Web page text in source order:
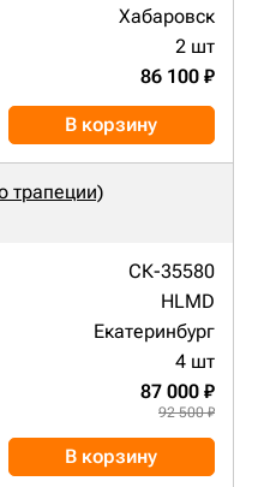
Хабаровск
2 шт
86 100 ₽
В корзину
трапеции)
СК-35580
HLMD
Екатеринбург
4 шт
87 000 ₽
92 500 ₽
В корзину